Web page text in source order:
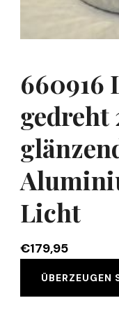
660916
gedreht
Licht
€179,95
ÜBERZEUGEN